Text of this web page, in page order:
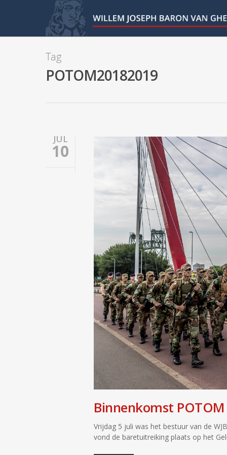
Tag
POTOM20182019
JUL
10
Binnenkomst
Vrijdag 5 juli was het bestuur van de
vond de baretuitreiking plaats op het